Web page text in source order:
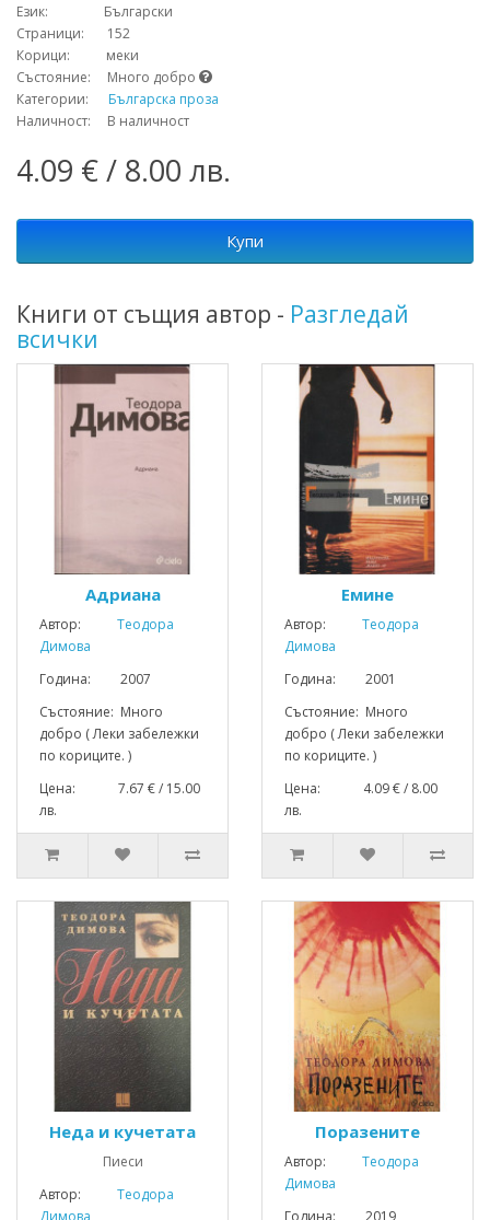
Език: Български
Страници: 152
Корици: меки
Състояние: Много добро
Категории: Българска проза
Наличност: В наличност
4.09 € / 8.00 лв.
Купи
Книги от същия автор - Разгледай
всички
Адриана
Автор:
Теодора
Димова
Година: 2007
Състояние: Много
добро ( Леки забележки
по кориците. )
Цена: 7.67 € / 15.00
лв.
Емине
Автор:
Теодора
Димова
Година: 2001
Състояние: Много
добро ( Леки забележки
по кориците. )
Цена: 4.09 € / 8.00
лв.
Неда и кучетата
Пиеси
Автор:
Теодора
Димова
Поразените
Автор:
Теодора
Димова
Година: 2019